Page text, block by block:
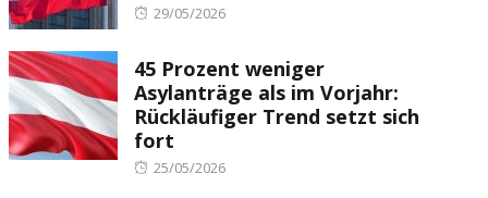
Posted
29/05/2026
45 Prozent weniger
Asylanträge als im Vorjahr:
Rückläufiger Trend setzt sich
fort
Posted
25/05/2026